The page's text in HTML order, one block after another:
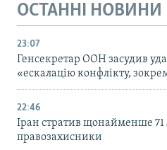
ОСТАННІ НОВИНИ
23:07
Генсекретар ООН засудив
«ескалацію конфлікту,
22:46
Іран стратив щонайменше 71
правозахисники